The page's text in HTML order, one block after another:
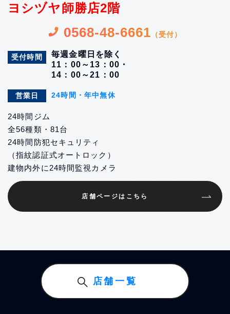
ヨシヅヤ師勝店2階
0568-48-6661 （受付）
受付時間
毎週金曜日を除く
11：00～13：00・
14：00～21：00
営業日 24時間・年中無休
24時間ジム
全56種類・81台
24時間防犯セキュリティ
（指紋認証式オートロック）
建物内外に24時間監視カメラ
店舗ページはこちら
店舗一覧